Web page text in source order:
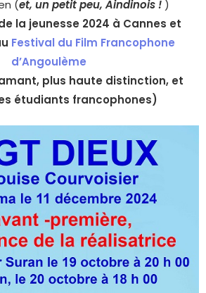
(et, un petit peu, Aindinois ! )
la jeunesse 2024 à Cannes et
Festival du Film Francophone
d’Angoulème
plus haute distinction, et
étudiants francophones)